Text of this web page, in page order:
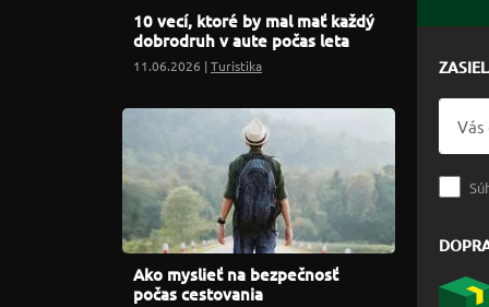
10 vecí, ktoré by mal mať každý
dobrodruh v aute počas leta
11.06.2026 |Turistika
Ako myslieť na bezpečnosť
počas cestovania